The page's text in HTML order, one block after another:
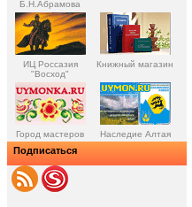
Б.Н.Абрамова
ИЦ Россазия
"Восход"
Книжный магазин
Город мастеров Наследие Алтая
Подписаться